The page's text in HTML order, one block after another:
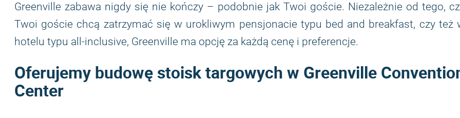
Greenville zabawa nigdy się nie kończy – podobnie jak Twoi goście. Niezależnie od tego,
Twoi goście chcą zatrzymać się w urokliwym pensjonacie typu bed and breakfast, czy też
hotelu typu all-inclusive, Greenville ma opcję za każdą cenę i preferencje.
Oferujemy budowę stoisk targowych w Greenville
Center